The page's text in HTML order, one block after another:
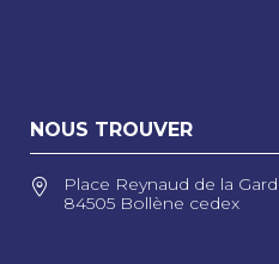
NOUS TROUVER
Place Reynaud de la
84505 Bollène cedex